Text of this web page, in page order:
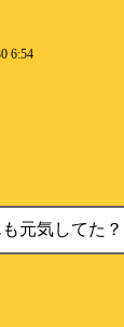
6:54
元気してた？